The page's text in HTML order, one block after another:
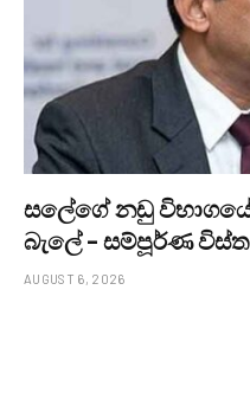
සලේගේ නඩු
බැලේ – සම්පූර්ණ
AUGUST 6, 2026